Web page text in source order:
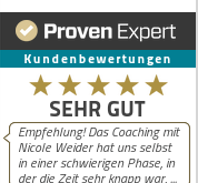
abonnieren.
und